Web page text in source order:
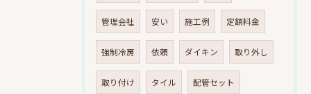
管理会社 安い 施工例 定額料金
強制冷房 依頼 ダイキン 取り外し
取り付け タイル 配管セット